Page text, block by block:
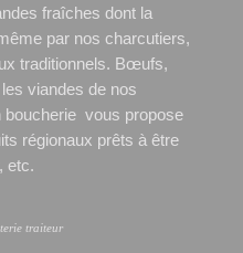
fraîches dont la
par nos charcutiers,
traditionnels. Bœufs,
viandes de nos
boucherie vous propose
régionaux prêts à être
etc.
traiteur